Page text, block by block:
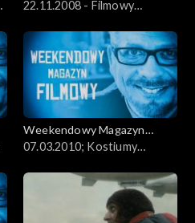
Filmowy
22.11.2008 - Filmowy
Weekendowy Magazyn
Filmowy
07.03.2010; Kostiumy